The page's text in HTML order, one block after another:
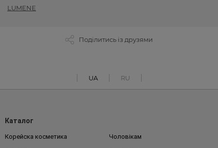
LUMENE
Поділитись із друзями
UA RU
Каталог
Корейска косметика Чоловікам